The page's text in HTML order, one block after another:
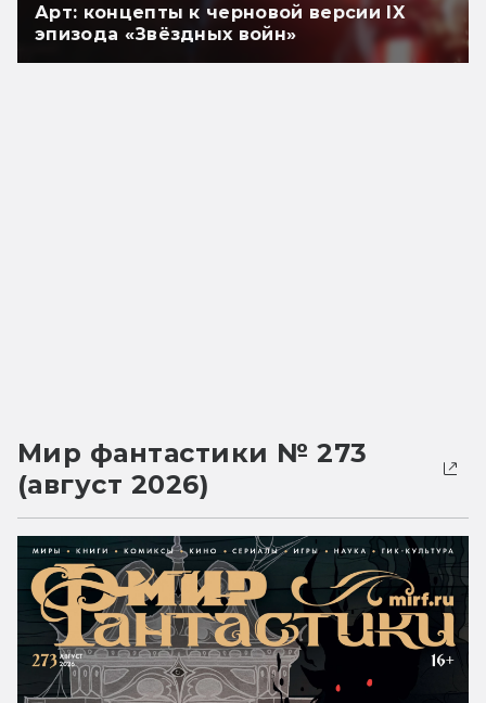
Арт: концепты к черновой версии IX
эпизода «Звёздных войн»
Мир фантастики № 273
(август 2026)